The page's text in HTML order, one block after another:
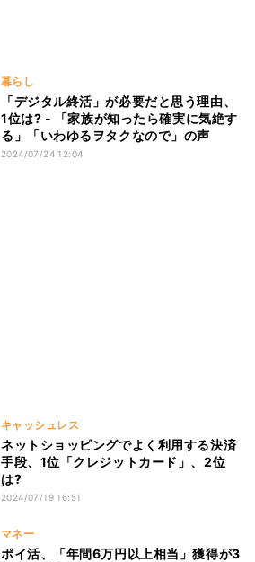
暮らし
「デジタル終活」が必要だと思う理由、
1位は? - 「家族が知ったら確実に気絶す
る」「いわゆるヲタクなので」の声
2024/07/24 12:04
キャッシュレス
ネットショッピングでよく利用する決済
手段、1位「クレジットカード」、2位
は?
2024/07/19 16:51
マネー
ポイ活、「年間6万円以上相当」獲得が3